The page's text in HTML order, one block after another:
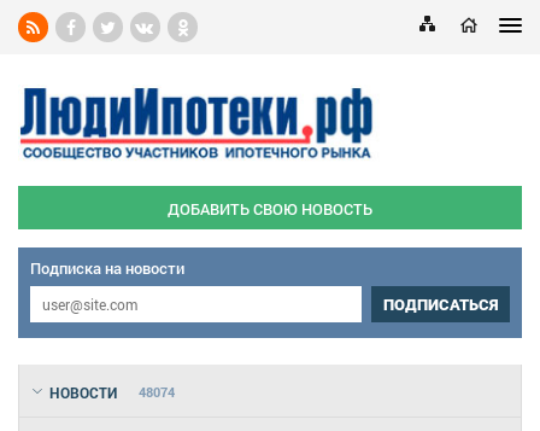
ДОБАВИТЬ СВОЮ НОВОСТЬ
Подписка на новости
ПОДПИСАТЬСЯ
НОВОСТИ 48074